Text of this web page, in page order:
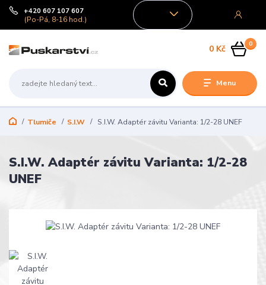
Menu
+420 607 107 607
(Po-Pá, 8-16 hod.)
0
0 Kč
Tlumiče S.I.W S.I.W. Adaptér závitu Varianta: 1/2-28 UNEF
S.I.W. Adaptér závitu Varianta: 1/2-28
UNEF